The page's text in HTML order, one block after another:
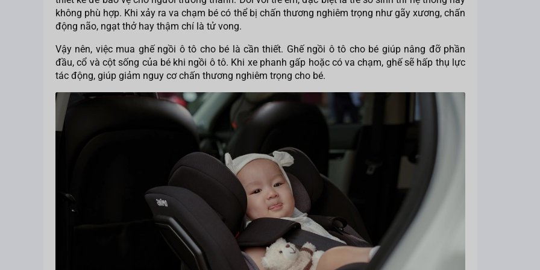
không phù hợp. Khi xảy ra va chạm bé có thể bị chấn thương nghiêm trọng như gãy xương, chấn
động não, ngạt thở hay thậm chí là tử vong.
Vậy nên, việc mua ghế ngồi ô tô cho bé là cần thiết. Ghế ngồi ô tô cho bé giúp nâng đỡ phần
đầu, cổ và cột sống của bé khi ngồi ô tô. Khi xe phanh gấp hoặc có va chạm, ghế sẽ hấp thụ lực
tác động, giúp giảm nguy cơ chấn thương nghiêm trọng cho bé.